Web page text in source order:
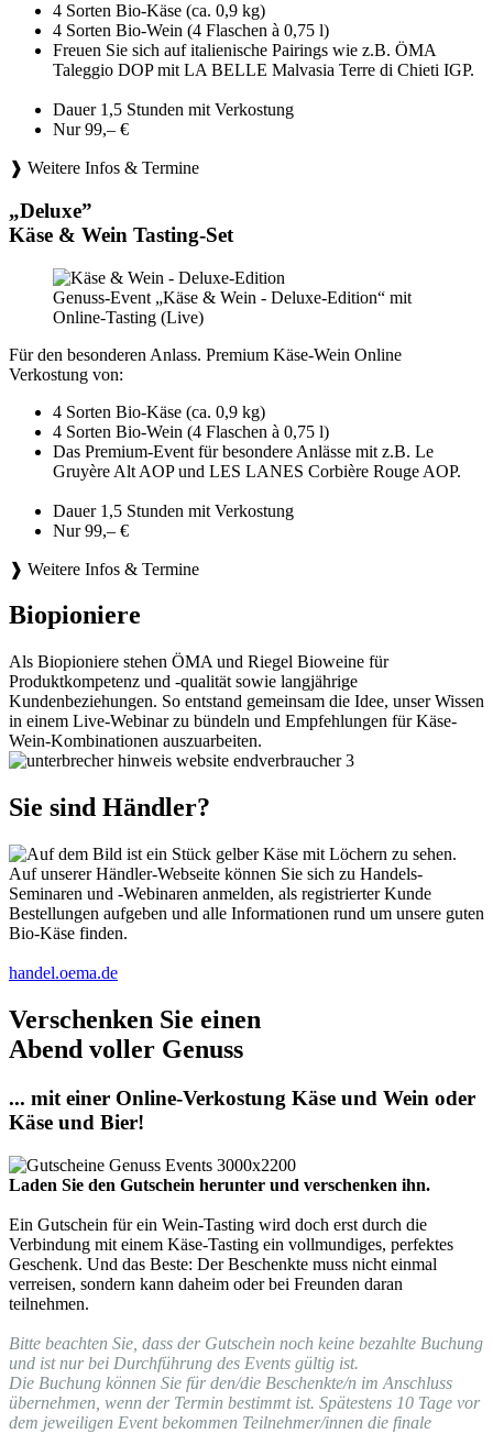
4 Sorten Bio-Käse (ca. 0,9 kg)
4 Sorten Bio-Wein (4 Flaschen à 0,75 l)
Freuen Sie sich auf italienische Pairings wie z.B. ÖMA
Taleggio DOP mit LA BELLE Malvasia Terre di Chieti IGP.
Dauer 1,5 Stunden mit Verkostung
Nur 99,– €
❱ Weitere Infos & Termine
„Deluxe”
Käse & Wein Tasting-Set
Genuss-Event „Käse & Wein - Deluxe-Edition“ mit
Online-Tasting (Live)
Für den besonderen Anlass. Premium Käse-Wein Online
Verkostung von:
4 Sorten Bio-Käse (ca. 0,9 kg)
4 Sorten Bio-Wein (4 Flaschen à 0,75 l)
Das Premium-Event für besondere Anlässe mit z.B. Le
Gruyère Alt AOP und LES LANES Corbière Rouge AOP.
Dauer 1,5 Stunden mit Verkostung
Nur 99,– €
❱ Weitere Infos & Termine
Biopioniere
Als Biopioniere stehen ÖMA und Riegel Bioweine für
Produktkompetenz und -qualität sowie langjährige
Kundenbeziehungen. So entstand gemeinsam die Idee, unser Wissen
in einem Live-Webinar zu bündeln und Empfehlungen für Käse-
Wein-Kombinationen auszuarbeiten.
Sie sind Händler?
Auf unserer Händler-Webseite können Sie sich zu Handels-
Seminaren und -Webinaren anmelden, als registrierter Kunde
Bestellungen aufgeben und alle Informationen rund um unsere guten
Bio-Käse finden.
handel.oema.de
Verschenken Sie einen
Abend voller Genuss
... mit einer Online-Verkostung Käse und Wein oder
Käse und Bier!
Laden Sie den Gutschein herunter und verschenken ihn.
Ein Gutschein für ein Wein-Tasting wird doch erst durch die
Verbindung mit einem Käse-Tasting ein vollmundiges, perfektes
Geschenk. Und das Beste: Der Beschenkte muss nicht einmal
verreisen, sondern kann daheim oder bei Freunden daran
teilnehmen.
Bitte beachten Sie, dass der Gutschein noch keine bezahlte Buchung
und ist nur bei Durchführung des Events gültig ist.
Die Buchung können Sie für den/die Beschenkte/n im Anschluss
übernehmen, wenn der Termin bestimmt ist. Spätestens 10 Tage vor
dem jeweiligen Event bekommen Teilnehmer/innen die finale